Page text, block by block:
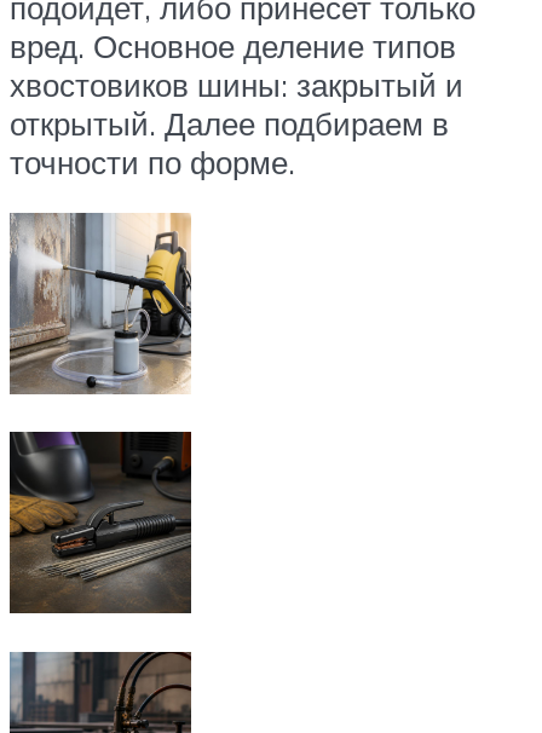
вред. Основное деление типов
хвостовиков шины: закрытый и
открытый. Далее подбираем в
точности по форме.